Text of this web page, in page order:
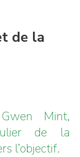
de la
Mint,
de la
l’objectif.